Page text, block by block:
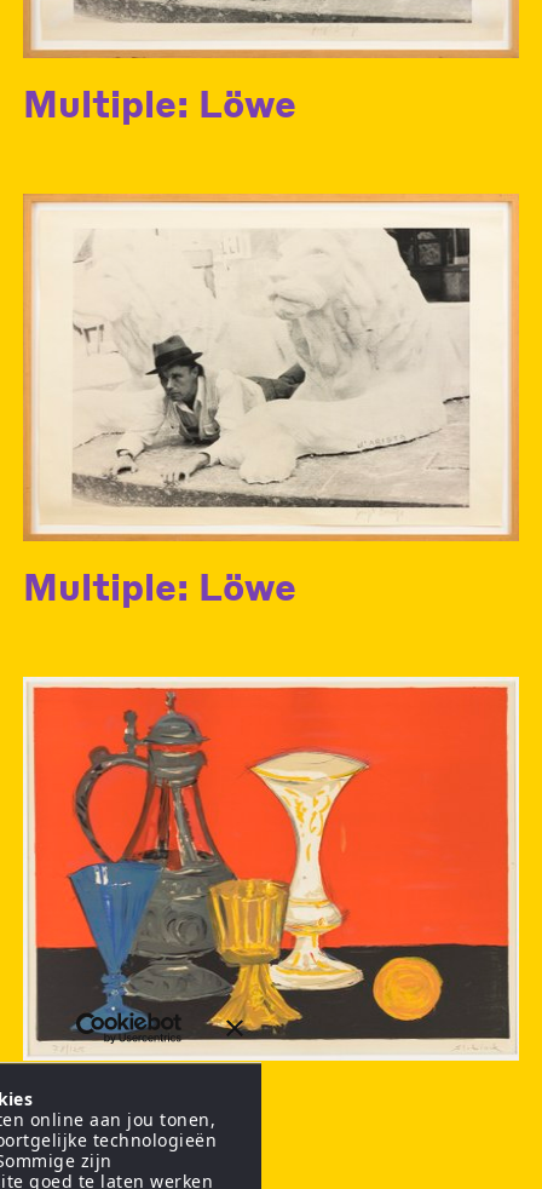
online aan jou tonen,
technologieën
zijn
goed te laten werken
Multiple: Löwe
Multiple: Löwe
Stilleven